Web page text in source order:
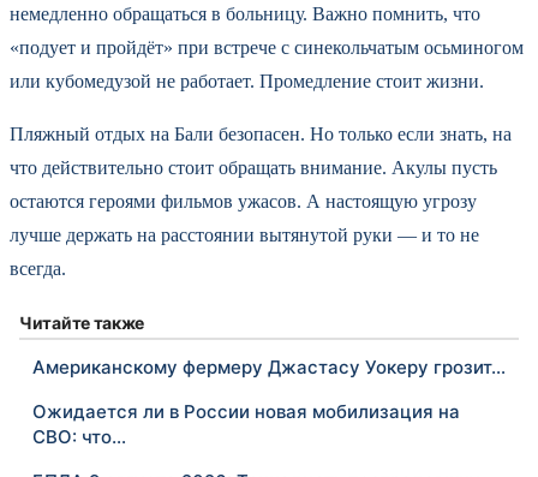
немедленно обращаться в больницу. Важно помнить, что
«подует и пройдёт» при встрече с синекольчатым осьминогом
или кубомедузой не работает. Промедление стоит жизни.
Пляжный отдых на Бали безопасен. Но только если знать, на
что действительно стоит обращать внимание. Акулы пусть
остаются героями фильмов ужасов. А настоящую угрозу
лучше держать на расстоянии вытянутой руки — и то не
всегда.
Читайте также
Американскому фермеру Джастасу Уокеру грозит…
Ожидается ли в России новая мобилизация на
СВО: что…